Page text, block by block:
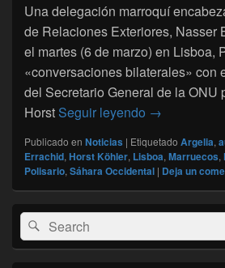
Una delegación marroquí
de Relaciones Exteriores, Nasser
el martes (6 de marzo) en Lisboa,
«conversaciones bilaterales» con
del Secretario General de la ONU
Horst Seguir leyendo ONU-
→
Publicado en Noticias | Etiquetado Argelia,
Errachid, Horst Köhler, Lisboa, Marruecos,
Polisario, Sáhara Occidental | Deja un
El
área
de
widget
Buscar
por:
Buscar